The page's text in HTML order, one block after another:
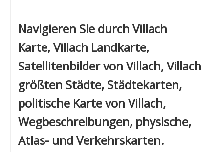
Navigieren Sie durch Villach
Karte, Villach Landkarte,
Satellitenbilder von Villach, Villach
größten Städte, Städtekarten,
politische Karte von Villach,
Wegbeschreibungen, physische,
Atlas- und Verkehrskarten.